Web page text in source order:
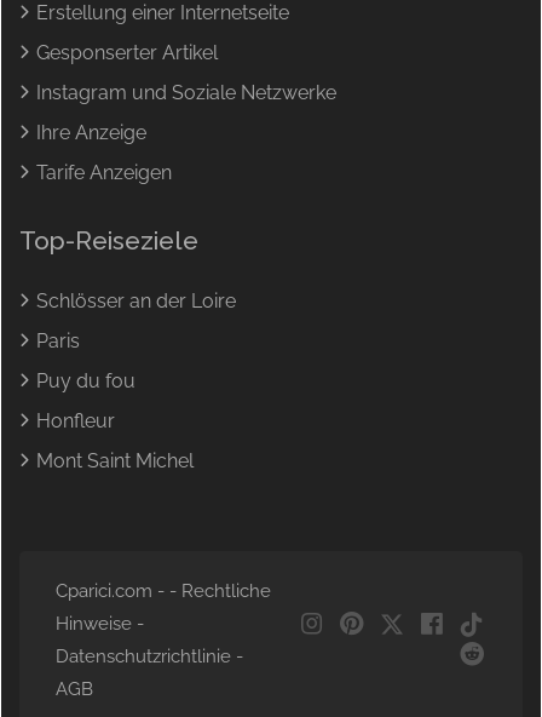
Erstellung einer Internetseite
Gesponserter Artikel
Instagram und Soziale Netzwerke
Ihre Anzeige
Tarife Anzeigen
Top-Reiseziele
Schlösser an der Loire
Paris
Puy du fou
Honfleur
Mont Saint Michel
Cparici.com - - Rechtliche
Hinweise -
Datenschutzrichtlinie -
AGB
NL